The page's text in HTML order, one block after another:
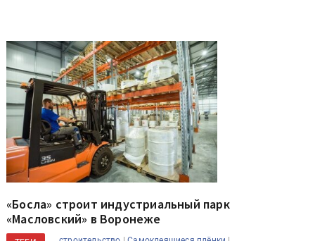
«Босла» строит индустриальный парк
«Масловский» в Воронеже